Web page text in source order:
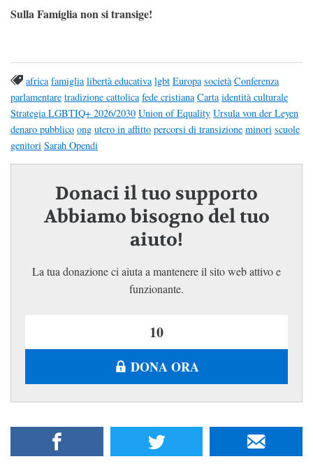
Sulla Famiglia non si transige!
africa famiglia libertà educativa lgbt Europa società Conferenza
parlamentare tradizione cattolica fede cristiana Carta identità culturale
Strategia LGBTIQ+ 2026/2030 Union of Equality Ursula von der Leyen
denaro pubblico ong utero in affitto percorsi di transizione minori scuole
genitori Sarah Opendi
Donaci il tuo supporto
Abbiamo bisogno del tuo
aiuto!
La tua donazione ci aiuta a mantenere il sito web attivo e
funzionante.
DONA ORA